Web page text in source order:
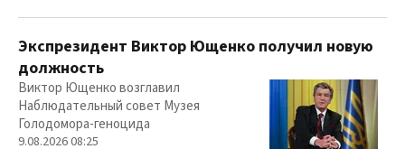
Экспрезидент Виктор Ющенко получил новую
должность
Виктор Ющенко возглавил
Наблюдательный совет Музея
Голодомора-геноцида
9.08.2026 08:25